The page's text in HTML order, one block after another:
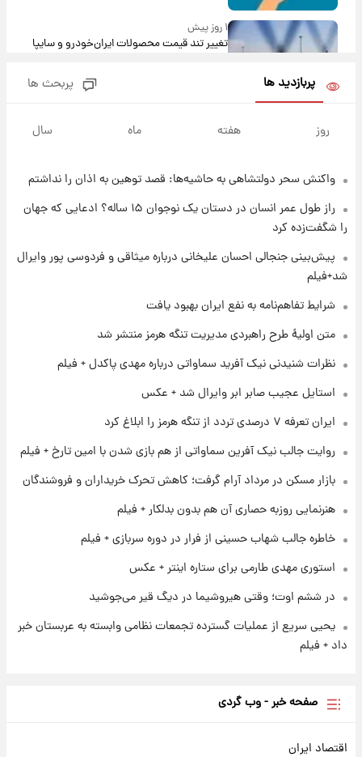
۱ روز پیش
تغییر تند قیمت محصولات ایران‌خودرو و سایپا
۱ روز پیش
شد
۱ روز پیش
بلندمدت + جدول
۱ روز پیش
قیمت سکه و طلا فردا
فال حافظ پنجشنبه ۱۵ مرداد ماه ۱۴۰۵
۱ روز پیش
پربازدید ها پربحث ها
روز هفته ماه سال
واکنش سحر دولتشاهی به حاشیه‌ها: قصد توهین به اذان را نداشتم
راز طول عمر انسان در دستان یک نوجوان ۱۵ ساله؟ ادعایی که جهان
را شگفت‌زده کرد
پیش‌بینی جنجالی احسان علیخانی درباره میثاقی و فردوسی پور وایرال
شد+فیلم
شرایط تفاهم‌نامه به نفع ایران بهبود یافت
متن اولیۀ طرح راهبردی مدیریت تنگه هرمز منتشر شد
نظرات شنیدنی نیک آفرید سماواتی درباره مهدی پاکدل + فیلم
استایل عجیب صابر ابر وایرال شد + عکس
ایران تعرفه ۷ درصدی تردد از تنگه هرمز را ابلاغ کرد
روایت جالب نیک آفرین سماواتی از هم بازی شدن با امین تارخ + فیلم
بازار مسکن در مرداد آرام گرفت؛ کاهش تحرک خریداران و فروشندگان
هنرنمایی روزبه حصاری آن هم بدون بدلکار + فیلم
خاطره جالب شهاب حسینی از فرار در دوره سربازی + فیلم
استوری مهدی طارمی برای ستاره اینتر + عکس
در ششم اوت؛ وقتی هیروشیما در دیگ قیر می‌جوشید
یحیی سریع از عملیات گسترده تجمعات نظامی وابسته به عربستان خبر
داد + فیلم
صفحه خبر - وب گردی
اقتصاد ایران